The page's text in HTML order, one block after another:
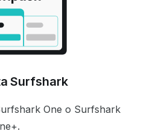
Surfshark
One o Surfshark